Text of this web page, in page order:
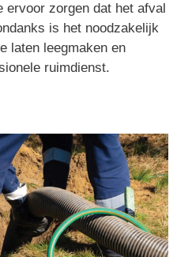
ervoor zorgen dat het afval
is het noodzakelijk
laten leegmaken en
ruimdienst.